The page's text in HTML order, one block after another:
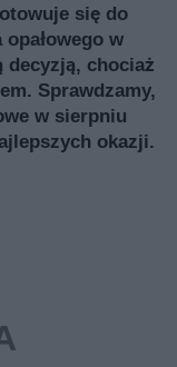
się do
w
decyzją, chociaż
Sprawdzamy,
w sierpniu
okazji.